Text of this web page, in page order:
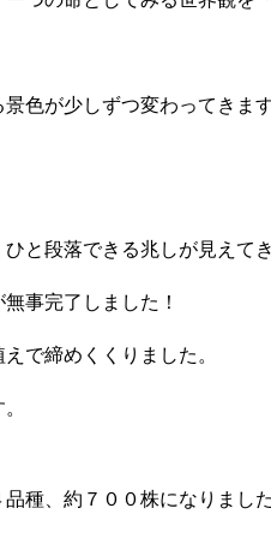
色が少しずつ変わってきます
と段落できる兆しが見えてき
事完了しました！
で締めくくりました。
種、約７００株になりました